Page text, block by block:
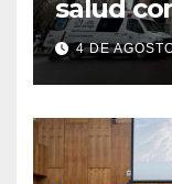
salud
nuevas
4 DE